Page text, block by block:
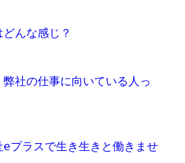
んな感じ？
弊社の仕事に向いている人っ
eプラスで生き生きと働きませ